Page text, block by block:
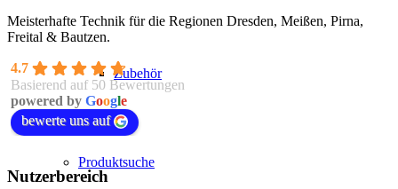
Zubehör
Produktsuche
Meisterhafte Technik für die Regionen Dresden, Meißen, Pirna,
Freital & Bautzen.
4.7
Basierend auf 50 Bewertungen
powered by Google
bewerte uns auf
Nutzerbereich